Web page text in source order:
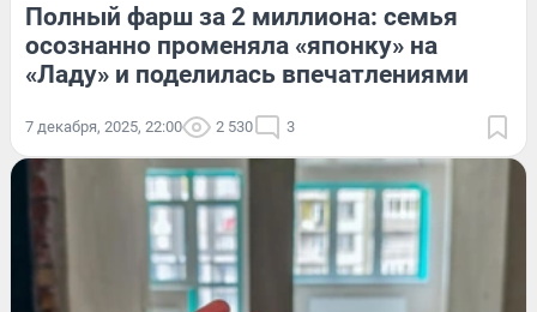
Полный фарш за 2 миллиона: семья
осознанно променяла «японку» на
«Ладу» и поделилась впечатлениями
7 декабря, 2025, 22:00 2 530 3